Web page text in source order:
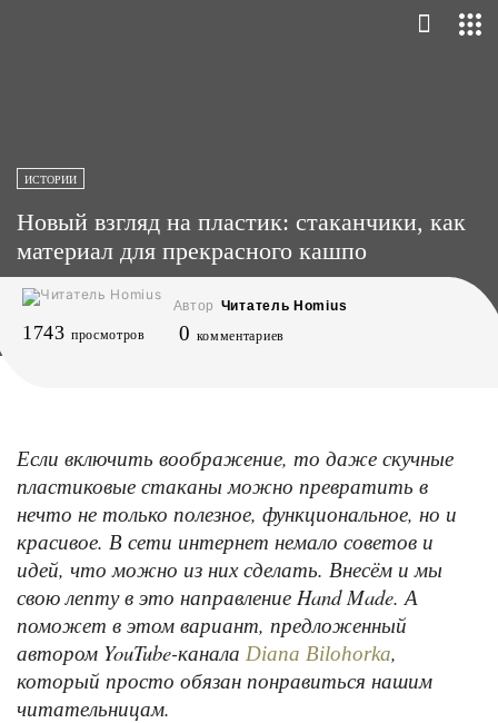
ИСТОРИИ
Новый взгляд на пластик: стаканчики, как
материал для прекрасного кашпо
Автор Читатель Homius
1743 просмотров 0 комментариев
Если включить воображение, то даже скучные
пластиковые стаканы можно превратить в
нечто не только полезное, функциональное, но и
красивое. В сети интернет немало советов и
идей, что можно из них сделать. Внесём и мы
свою лепту в это направление Hand Made. А
поможет в этом вариант, предложенный
автором YouTube-канала Diana Bilohorka,
который просто обязан понравиться нашим
читательницам.